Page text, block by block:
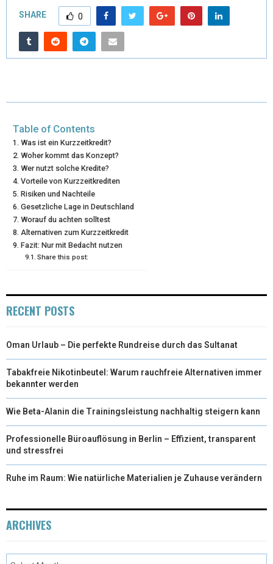
I
)
C
E
B
N
T
N
K
SHARE 0
Table of Contents
Was ist ein Kurzzeitkredit?
Woher kommt das Konzept?
Wer nutzt solche Kredite?
Vorteile von Kurzzeitkrediten
Risiken und Nachteile
Gesetzliche Lage in Deutschland
Worauf du achten solltest
Alternativen zum Kurzzeitkredit
Fazit: Nur mit Bedacht nutzen
Share this post:
RECENT POSTS
Oman Urlaub – Die perfekte Rundreise durch das Sultanat
Tabakfreie Nikotinbeutel: Warum rauchfreie Alternativen immer
bekannter werden
Wie Beta-Alanin die Trainingsleistung nachhaltig steigern kann
Professionelle Büroauflösung in Berlin – Effizient, transparent
und stressfrei
Ruhe im Raum: Wie natürliche Materialien je Zuhause verändern
ARCHIVES